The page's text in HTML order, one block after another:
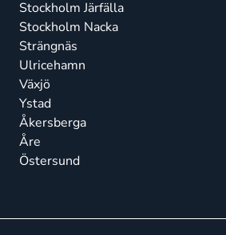
Stockholm Järfälla
Stockholm Nacka
Strängnäs
Ulricehamn
Växjö
Ystad
Åkersberga
Åre
Östersund